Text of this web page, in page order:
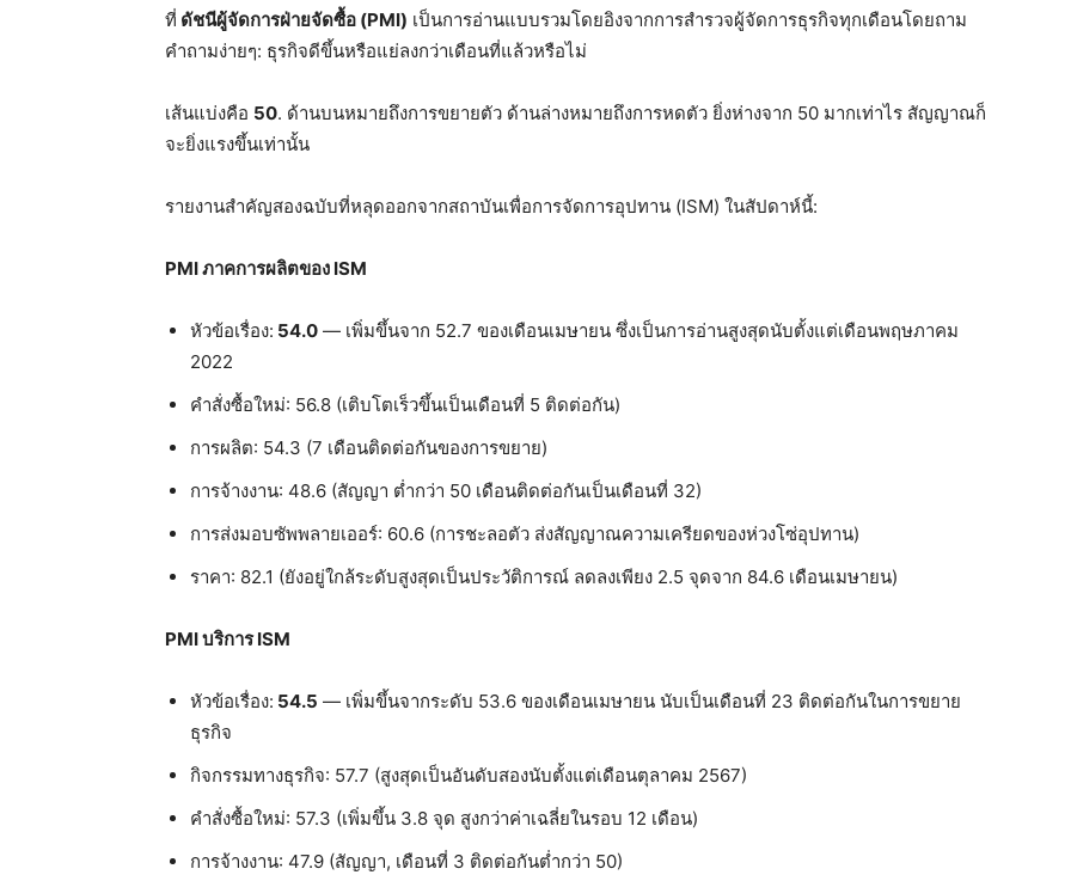
ที่ ดัชนีผู้จัดการฝ่ายจัดซื้อ (PMI) เป็นการอ่านแบบรวมโดยอิงจากการสำรวจผู้จัดการธุรกิจทุกเดือนโดยถาม
คำถามง่ายๆ: ธุรกิจดีขึ้นหรือแย่ลงกว่าเดือนที่แล้วหรือไม่
เส้นแบ่งคือ 50. ด้านบนหมายถึงการขยายตัว ด้านล่างหมายถึงการหดตัว ยิ่งห่างจาก 50 มากเท่าไร สัญญาณก็
จะยิ่งแรงขึ้นเท่านั้น
รายงานสำคัญสองฉบับที่หลุดออกจากสถาบันเพื่อการจัดการอุปทาน (ISM) ในสัปดาห์นี้:
PMI ภาคการผลิตของ ISM
หัวข้อเรื่อง: 54.0 — เพิ่มขึ้นจาก 52.7 ของเดือนเมษายน ซึ่งเป็นการอ่านสูงสุดนับตั้งแต่เดือนพฤษภาคม
2022
คำสั่งซื้อใหม่: 56.8 (เติบโตเร็วขึ้นเป็นเดือนที่ 5 ติดต่อกัน)
การผลิต: 54.3 (7 เดือนติดต่อกันของการขยาย)
การจ้างงาน: 48.6 (สัญญา ต่ำกว่า 50 เดือนติดต่อกันเป็นเดือนที่ 32)
การส่งมอบซัพพลายเออร์: 60.6 (การชะลอตัว ส่งสัญญาณความเครียดของห่วงโซ่อุปทาน)
ราคา: 82.1 (ยังอยู่ใกล้ระดับสูงสุดเป็นประวัติการณ์ ลดลงเพียง 2.5 จุดจาก 84.6 เดือนเมษายน)
PMI บริการ ISM
หัวข้อเรื่อง: 54.5 — เพิ่มขึ้นจากระดับ 53.6 ของเดือนเมษายน นับเป็นเดือนที่ 23 ติดต่อกันในการขยาย
ธุรกิจ
กิจกรรมทางธุรกิจ: 57.7 (สูงสุดเป็นอันดับสองนับตั้งแต่เดือนตุลาคม 2567)
คำสั่งซื้อใหม่: 57.3 (เพิ่มขึ้น 3.8 จุด สูงกว่าค่าเฉลี่ยในรอบ 12 เดือน)
การจ้างงาน: 47.9 (สัญญา, เดือนที่ 3 ติดต่อกันต่ำกว่า 50)